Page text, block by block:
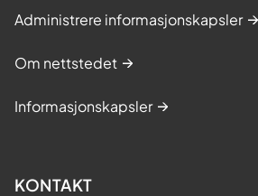
Administrere informasjonskapsler
Om nettstedet
Informasjonskapsler
KONTAKT